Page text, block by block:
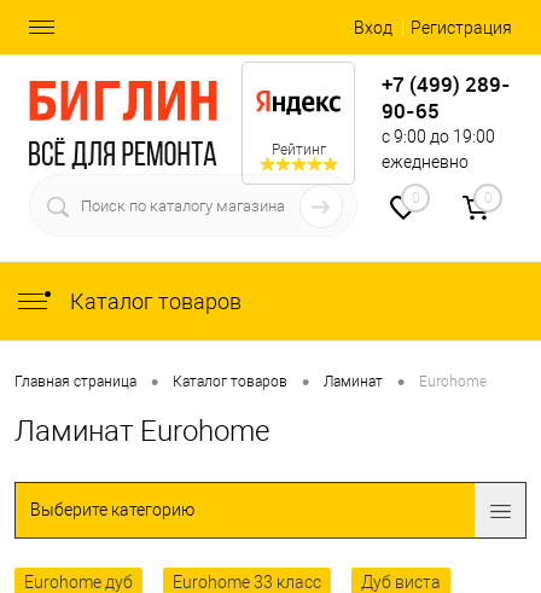
Вход Регистрация
Рейтинг
+7 (499) 289-
90-65
с 9:00 до 19:00
ежедневно
0 0
Каталог товаров
Главная страница • Каталог товаров • Ламинат • Eurohome
Ламинат Eurohome
Выберите категорию
Eurohome дуб Eurohome 33 класс
Дуб виста